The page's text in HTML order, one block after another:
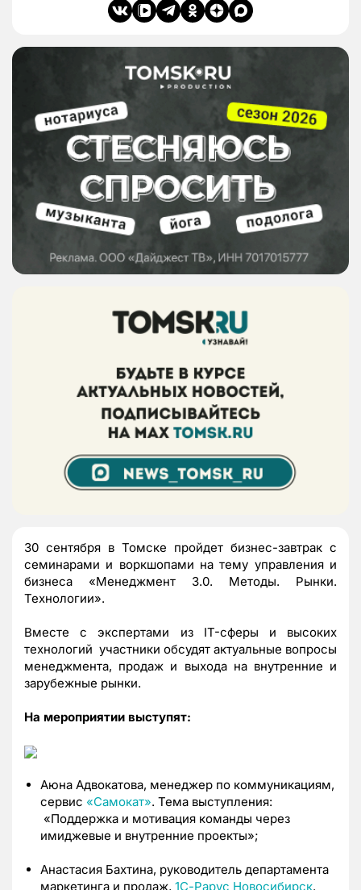
30 сентября в Томске пройдет бизнес-завтрак с
семинарами и воркшопами на тему управления и
бизнеса «Менеджмент 3.0. Методы. Рынки.
Технологии».
Вместе с экспертами из IT-сферы и высоких
технологий участники обсудят актуальные вопросы
менеджмента, продаж и выхода на внутренние и
зарубежные рынки.
На мероприятии выступят:
Аюна Адвокатова, менеджер по коммуникациям,
сервис «Самокат». Тема выступления:
«Поддержка и мотивация команды через
имиджевые и внутренние проекты»;
Анастасия Бахтина, руководитель департамента
маркетинга и продаж, 1С-Рарус Новосибирск.